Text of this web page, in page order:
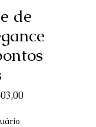
de
normalPreço